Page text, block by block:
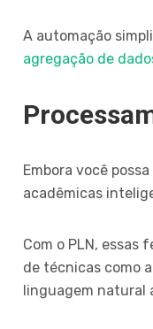
A automação
agregação de
Embora você
acadêmicas
Com o PLN,
de técnicas como
linguagem natural